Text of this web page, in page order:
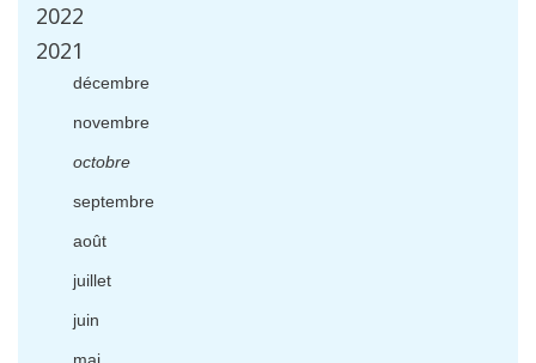
2022
2021
décembre
novembre
octobre
septembre
août
juillet
juin